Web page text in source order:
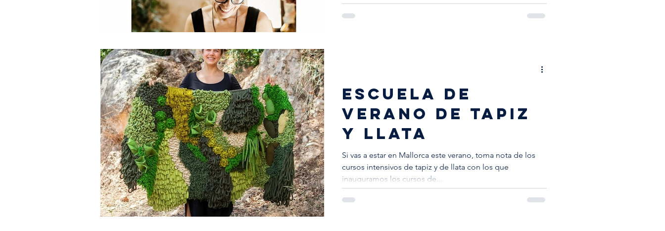
escuela de
verano de tapiz
y llata
Si vas a estar en Mallorca este verano, toma nota de los
cursos intensivos de tapiz y de llata con los que
inauguramos los cursos de...